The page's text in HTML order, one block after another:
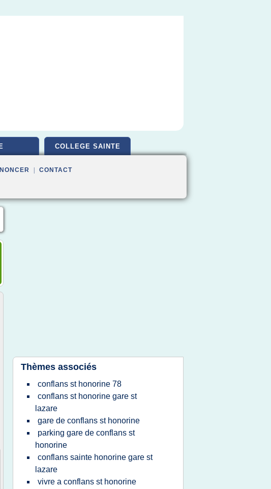
COLLEGE SAINTE
CONTACT
Thèmes associés
conflans st honorine 78
conflans st honorine gare st
lazare
gare de conflans st honorine
parking gare de conflans st
honorine
conflans sainte honorine gare st
lazare
vivre a conflans st honorine